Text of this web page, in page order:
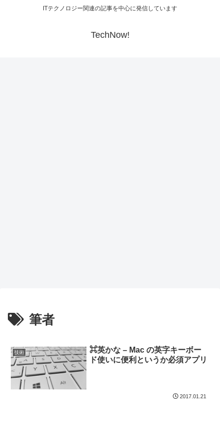
ITテクノロジー関連の記事を中心に発信しています
TechNow!
筆者
技術
⌘英かな – Mac の英字キーボー
ド使いに便利というか必須アプリ
2017.01.21